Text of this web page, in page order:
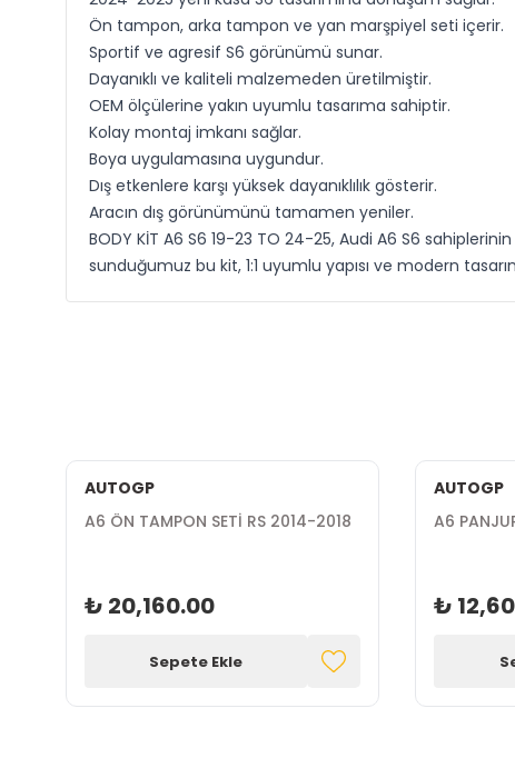
Ön tampon, arka tampon ve yan marşpiyel seti içerir.
Sportif ve agresif S6 görünümü sunar.
Dayanıklı ve kaliteli malzemeden üretilmiştir.
OEM ölçülerine yakın uyumlu tasarıma sahiptir.
Kolay montaj imkanı sağlar.
Boya uygulamasına uygundur.
Dış etkenlere karşı yüksek dayanıklılık gösterir.
Aracın dış görünümünü tamamen yeniler.
BODY KİT A6 S6 19-23 TO 24-25, Audi A6 S6
sunduğumuz bu kit, 1:1 uyumlu yapısı ve modern
AUTOGP
A6 ÖN TAMPON SETİ RS 2014-2018
₺ 20,160.00
Sepete Ekle
AUTOGP
A6
₺